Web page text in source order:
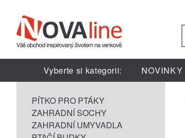
Vyberte si kategorii: NOVINKY
PÍTKO PRO PTÁKY
ZAHRADNÍ SOCHY
ZAHRADNÍ UMYVADLA